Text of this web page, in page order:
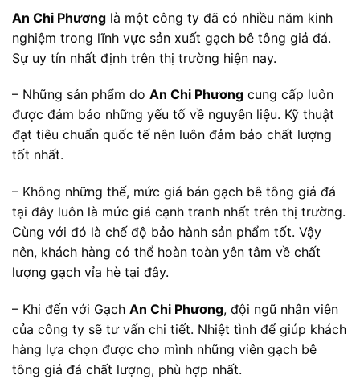
An Chi Phương là một công ty đã có nhiều năm kinh
nghiệm trong lĩnh vực sản xuất gạch bê tông giả đá.
Sự uy tín nhất định trên thị trường hiện nay.
– Những sản phẩm do An Chi Phương cung cấp luôn
được đảm bảo những yếu tố về nguyên liệu. Kỹ thuật
đạt tiêu chuẩn quốc tế nên luôn đảm bảo chất lượng
tốt nhất.
– Không những thế, mức giá bán gạch bê tông giả đá
tại đây luôn là mức giá cạnh tranh nhất trên thị trường.
Cùng với đó là chế độ bảo hành sản phẩm tốt. Vậy
nên, khách hàng có thể hoàn toàn yên tâm về chất
lượng gạch vỉa hè tại đây.
– Khi đến với Gạch An Chi Phương, đội ngũ nhân viên
của công ty sẽ tư vấn chi tiết. Nhiệt tình để giúp khách
hàng lựa chọn được cho mình những viên gạch bê
tông giả đá chất lượng, phù hợp nhất.